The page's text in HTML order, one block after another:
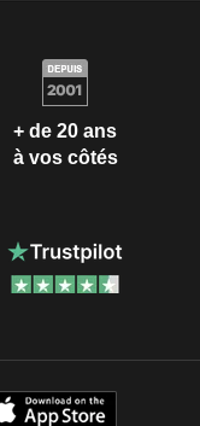
+ de 20 ans
à vos côtés